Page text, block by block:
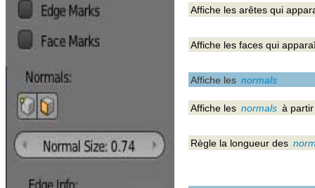
Règle la longueur des
Affiche les normals
Affiche les normals à
Affiche les faces qui
Affiche les arêtes qui